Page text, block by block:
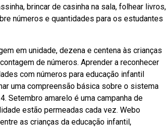
brincar de casinha na sala, folhear livros,
números e quantidades para os estudantes
em unidade, dezena e centena às crianças
de números. Aprender a reconhecer
com números para educação infantil
uma compreensão básica sobre o sistema
Setembro amarelo é uma campanha de
estão permeadas cada vez. Webo
as crianças da educação infantil,